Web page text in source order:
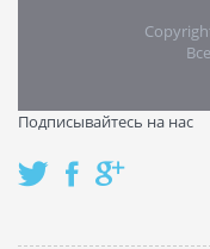
Подписывайтесь на нас